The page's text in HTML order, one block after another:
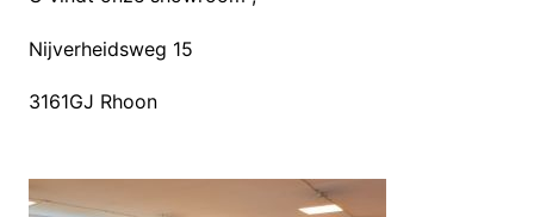
Nijverheidsweg 15
3161GJ Rhoon